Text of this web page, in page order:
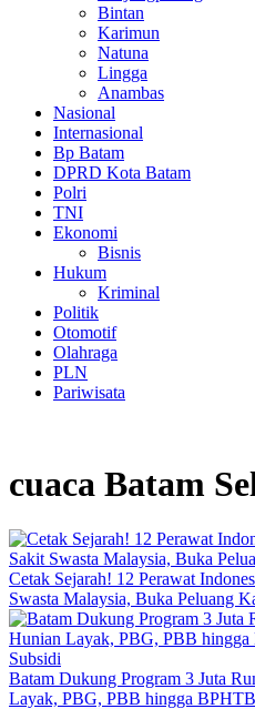
Bintan
Karimun
Natuna
Lingga
Anambas
Nasional
Internasional
Bp Batam
DPRD Kota Batam
Polri
TNI
Ekonomi
Bisnis
Hukum
Kriminal
Politik
Otomotif
Olahraga
PLN
Pariwisata
cuaca Batam
Cetak Sejarah! 12 Perawat
Swasta Malaysia, Buka Peluang
Batam Dukung Program 3 Juta
Layak, PBG, PBB hingga